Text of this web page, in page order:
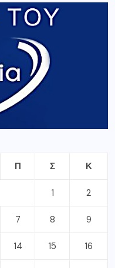
Π Σ Κ
1 2
7 8 9
14 15 16